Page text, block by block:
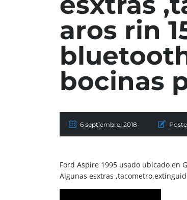
aros rin
bocinas
6 septiembre, 2018
Ford Aspire 1995 usado ubicado en
Algunas esxtras